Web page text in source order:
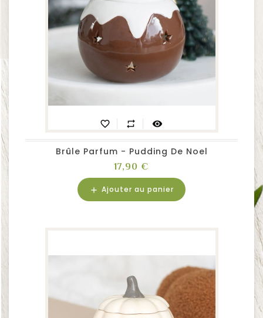
favorite_border repeat visibility
Brûle Parfum - Pudding De Noel
Prix
17,90 €
add Ajouter au panier